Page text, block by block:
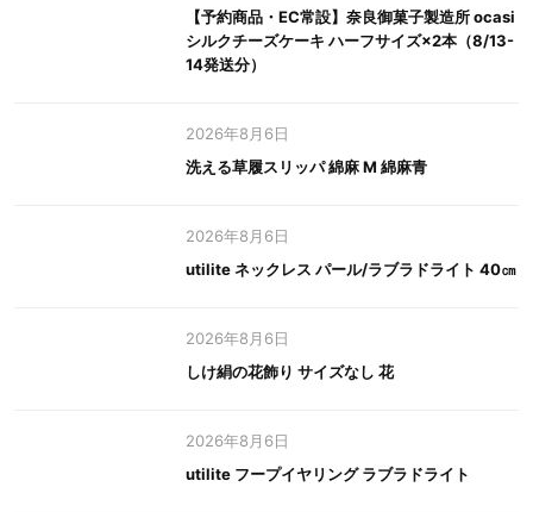
【予約商品・EC常設】奈良御菓子製造所 ocasi
シルクチーズケーキ ハーフサイズ×2本（8/13-
14発送分）
2026年8月6日
洗える草履スリッパ 綿麻 M 綿麻青
2026年8月6日
utilite ネックレス パール/ラブラドライト 40㎝
2026年8月6日
しけ絹の花飾り サイズなし 花
2026年8月6日
utilite フープイヤリング ラブラドライト